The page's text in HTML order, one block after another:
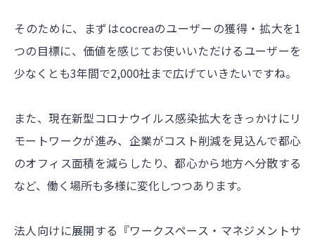
そのために、まずはcocreaのユーザーの獲得・拡大を1
つの目標に、価値を感じてお使いいただけるユーザーを
少なくとも3年間で2,000社まで広げていきたいですね。
また、現在新型コロナウイルス感染拡大をきっかけにリ
モートワークが進み、企業がコスト削減を見込んで都心
のオフィス面積を減らしたり、都心から地方へ分散する
など、働く場所も多様に変化しつつあります。
法人向けに展開する『ワークスペース・マネジメントサ